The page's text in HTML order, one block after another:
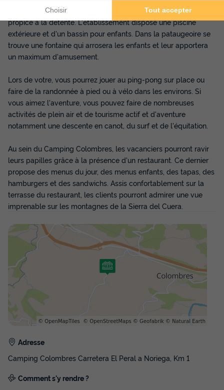
Colombres invite à passer un agréable séjour dans un cadre
propice à la détente. L'établissement dispose une piscine
extérieure et d'un bassin pour enfants. Dans la pataugeoire se
trouve une fontaine qui arrosera les enfants et leur apportera
un maximum d'amusement.
Lors de votre, vous pourrez jouer au ping-pong sur place ou
faire de la randonnée à pied ou à vélo dans les environs. Si
vous aimez l'aventure, vous pouvez faire de nombreuses
activités de plein air et de tourisme actif et d'aventure
notamment une descente en canot, du surf et de l'équitation.
Au sein du Camping Colombres, les vacanciers pourront ravir
leurs papilles grâce à la présence d'un restaurant. Ce dernier
propose des menus du jour, des menus enfants, des tapas, des
hamburgers et des sandwichs. Assis confortablement sur la
terrasse du restaurant, les clients pourront admirer une vue
imprenable sur les montagnes de la Sierra del Cuera.
Adresse
Camping Colombres Carretera El Peral a Noriega, Km 1
Comment s'y rendre ?